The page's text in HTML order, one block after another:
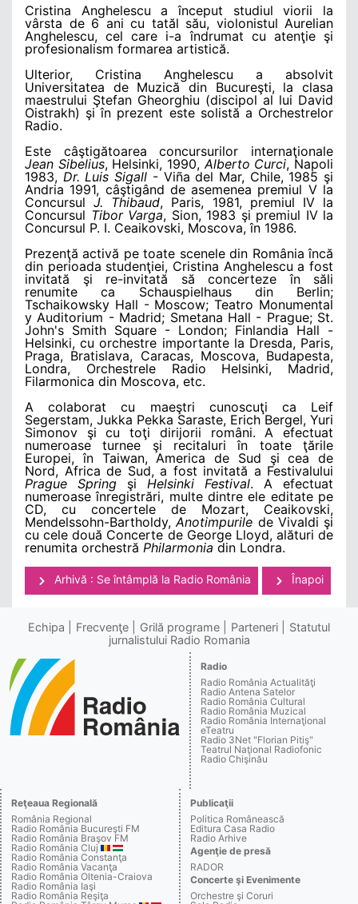
Cristina Anghelescu a început studiul viorii la
vârsta de 6 ani cu tatăl său, violonistul Aurelian
Anghelescu, cel care i-a îndrumat cu atenţie şi
profesionalism formarea artistică.
Ulterior, Cristina Anghelescu a absolvit
Universitatea de Muzică din Bucureşti, la clasa
maestrului Ştefan Gheorghiu (discipol al lui David
Oistrakh) şi în prezent este solistă a Orchestrelor
Radio.
Este câştigătoarea concursurilor internaţionale
Jean Sibelius, Helsinki, 1990,Alberto Curci, Napoli
1983, Dr. Luis Sigall - Viña del Mar, Chile, 1985 şi
Andria 1991, câştigând de asemenea premiul V la
ConcursulJ. Thibaud, Paris, 1981, premiul IV la
Concursul Tibor Varga, Sion, 1983 şi premiul IV la
Concursul P. I. Ceaikovski, Moscova, în 1986.
Prezenţă activă pe toate scenele din România încă
din perioada studenţiei, Cristina Anghelescu a fost
invitată şi re-invitată să concerteze în săli
renumite ca Schauspielhaus din Berlin;
Tschaikowsky Hall - Moscow; Teatro Monumental
y Auditorium - Madrid; Smetana Hall - Prague; St.
John's Smith Square - London; Finlandia Hall -
Helsinki, cu orchestre importante la Dresda, Paris,
Praga, Bratislava, Caracas, Moscova, Budapesta,
Londra, Orchestrele Radio Helsinki, Madrid,
Filarmonica din Moscova, etc.
A colaborat cu maeştri cunoscuţi ca Leif
Segerstam, Jukka Pekka Saraste, Erich Bergel, Yuri
Simonov şi cu toţi dirijorii români. A efectuat
numeroase turnee şi recitaluri în toate ţările
Europei, în Taiwan, America de Sud şi cea de
Nord, Africa de Sud, a fost invitată a Festivalului
Prague Spring şi Helsinki Festival. A efectuat
numeroase înregistrări, multe dintre ele editate pe
CD, cu concertele de Mozart, Ceaikovski,
Mendelssohn-Bartholdy,Anotimpurile de Vivaldi şi
cu cele două Concerte de George Lloyd, alături de
renumita orchestră Philarmonia din Londra.
Arhivă : Se întâmplă la Radio România Înapoi
Echipa Frecvenţe Grilă programe Parteneri
Statutul
jurnalistului Radio Romania
Radio
Radio România Actualităţi
Radio Antena Satelor
Radio România Cultural
Radio România Muzical
Radio România Internaţional
eTeatru
Radio 3Net "Florian Pitiş"
Teatrul Naţional Radiofonic
Radio Chişinău
Reţeaua Regională
România Regional
Radio România Bucureşti FM
Radio România Braşov FM
Radio România Cluj
Radio România Constanţa
Radio România Vacanţa
Radio România Oltenia-Craiova
Radio România Iaşi
Radio România Reşiţa
Publicaţii
Politica Românească
Editura Casa Radio
Radio Arhive
Agenţie de presă
RADOR
Concerte şi Evenimente
Orchestre şi Coruri